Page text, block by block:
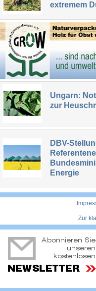
extremem
Ungarn:
zur
DBV-
Energie
Zur